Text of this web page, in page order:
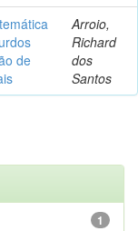
de
Arroio,
Richard
dos
Santos
1